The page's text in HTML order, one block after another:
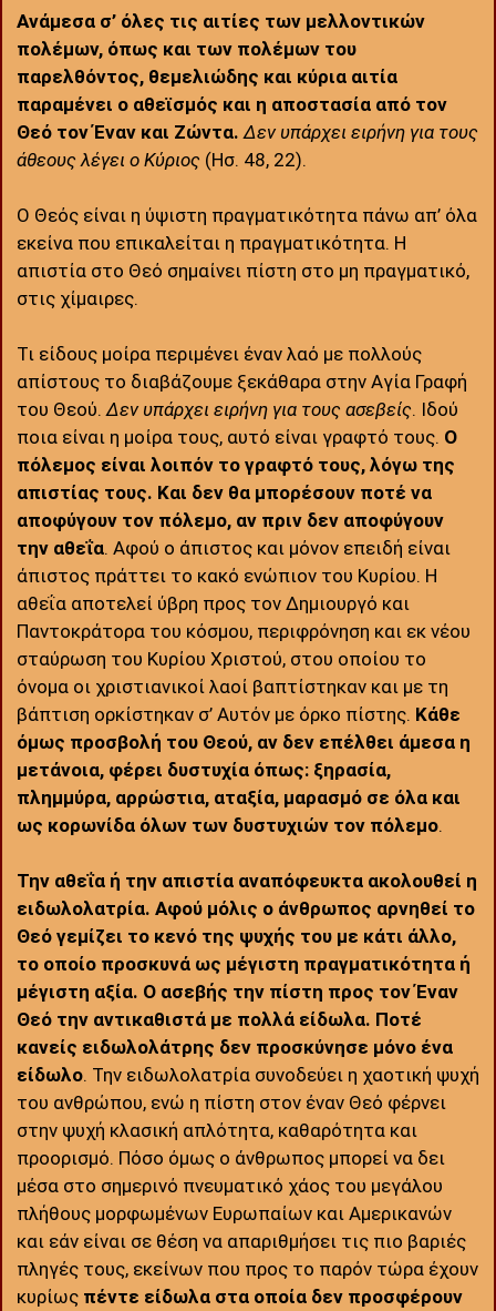
Ανάμεσα σ’ όλες τις αιτίες των μελλοντικών
πολέμων, όπως και των πολέμων του
παρελθόντος, θεμελιώδης και κύρια αιτία
παραμένει ο αθεϊσμός και η αποστασία από τον
Θεό τον Έναν και Ζώντα. Δεν υπάρχει ειρήνη για τους
άθεους λέγει ο Κύριος (Ησ. 48, 22).
Ο Θεός είναι η ύψιστη πραγματικότητα πάνω απ’ όλα
εκείνα που επικαλείται η πραγματικότητα. Η
απιστία στο Θεό σημαίνει πίστη στο μη πραγματικό,
στις χίμαιρες.
Τι είδους μοίρα περιμένει έναν λαό με πολλούς
απίστους το διαβάζουμε ξεκάθαρα στην Αγία Γραφή
του Θεού.Δεν υπάρχει ειρήνη για τους ασεβείς. Ιδού
ποια είναι η μοίρα τους, αυτό είναι γραφτό τους. Ο
πόλεμος είναι λοιπόν το γραφτό τους, λόγω της
απιστίας τους. Και δεν θα μπορέσουν ποτέ να
αποφύγουν τον πόλεμο, αν πριν δεν αποφύγουν
την αθεΐα. Αφού ο άπιστος και μόνον επειδή είναι
άπιστος πράττει το κακό ενώπιον του Κυρίου. Η
αθεΐα αποτελεί ύβρη προς τον Δημιουργό και
Παντοκράτορα του κόσμου, περιφρόνηση και εκ νέου
σταύρωση του Κυρίου Χριστού, στου οποίου το
όνομα οι χριστιανικοί λαοί βαπτίστηκαν και με τη
βάπτιση ορκίστηκαν σ’ Αυτόν με όρκο πίστης. Κάθε
όμως προσβολή του Θεού, αν δεν επέλθει άμεσα η
μετάνοια, φέρει δυστυχία όπως: ξηρασία,
πλημμύρα, αρρώστια, αταξία, μαρασμό σε όλα και
ως κορωνίδα όλων των δυστυχιών τον πόλεμο.
Την αθεΐα ή την απιστία αναπόφευκτα ακολουθεί η
ειδωλολατρία. Αφού μόλις ο άνθρωπος αρνηθεί το
Θεό γεμίζει το κενό της ψυχής του με κάτι άλλο,
το οποίο προσκυνά ως μέγιστη πραγματικότητα ή
μέγιστη αξία. Ο ασεβής την πίστη προς τον Έναν
Θεό την αντικαθιστά με πολλά είδωλα. Ποτέ
κανείς ειδωλολάτρης δεν προσκύνησε μόνο ένα
είδωλο. Την ειδωλολατρία συνοδεύει η χαοτική ψυχή
του ανθρώπου, ενώ η πίστη στον έναν Θεό φέρνει
στην ψυχή κλασική απλότητα, καθαρότητα και
προορισμό. Πόσο όμως ο άνθρωπος μπορεί να δει
μέσα στο σημερινό πνευματικό χάος του μεγάλου
πλήθους μορφωμένων Ευρωπαίων και Αμερικανών
και εάν είναι σε θέση να απαριθμήσει τις πιο βαριές
πληγές τους, εκείνων που προς το παρόν τώρα έχουν
κυρίως πέντε είδωλα στα οποία δεν προσφέρουν